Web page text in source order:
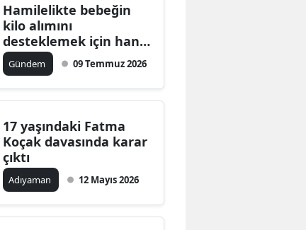
Hamilelikte bebeğin
kilo alımını
desteklemek için hangi
yiyecekler tercih
edilmeli?
Gündem 09 Temmuz 2026
17 yaşındaki Fatma
Koçak davasında karar
çıktı
Adıyaman 12 Mayıs 2026